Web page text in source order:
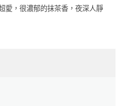
愛，很濃郁的抹茶香，夜深人靜